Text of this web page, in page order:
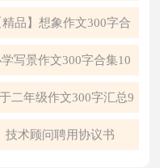
5篇
精品】想象作文300字合
集6篇
写景作文300字合集10
篇
二年级作文300字汇总9
篇
技术顾问聘用协议书